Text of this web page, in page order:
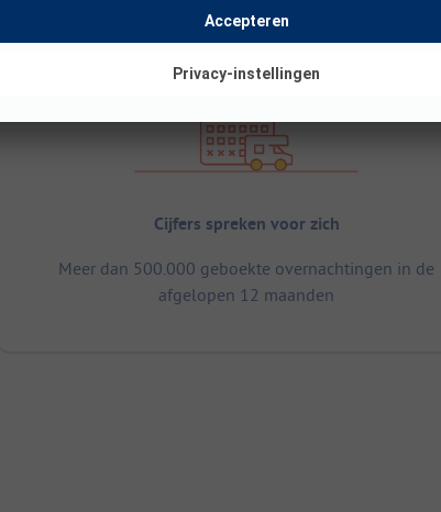
Cijfers spreken voor zich
Meer dan 500.000 geboekte overnachtingen in de
afgelopen 12 maanden